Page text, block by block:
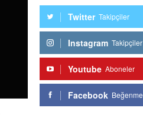
Twitter Takipçiler
Instagram Takipçiler
Youtube Aboneler
Facebook Beğenme